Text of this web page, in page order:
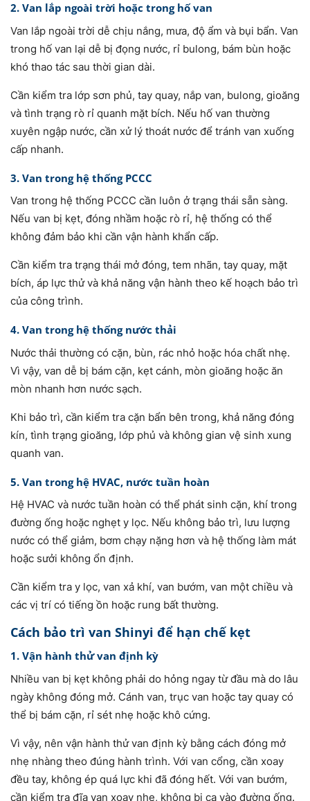
2. Van lắp ngoài trời hoặc trong hố van
Van lắp ngoài trời dễ chịu nắng, mưa, độ ẩm và bụi bẩn. Van
trong hố van lại dễ bị đọng nước, rỉ bulong, bám bùn hoặc
khó thao tác sau thời gian dài.
Cần kiểm tra lớp sơn phủ, tay quay, nắp van, bulong, gioăng
và tình trạng rò rỉ quanh mặt bích. Nếu hố van thường
xuyên ngập nước, cần xử lý thoát nước để tránh van xuống
cấp nhanh.
3. Van trong hệ thống PCCC
Van trong hệ thống PCCC cần luôn ở trạng thái sẵn sàng.
Nếu van bị kẹt, đóng nhầm hoặc rò rỉ, hệ thống có thể
không đảm bảo khi cần vận hành khẩn cấp.
Cần kiểm tra trạng thái mở đóng, tem nhãn, tay quay, mặt
bích, áp lực thử và khả năng vận hành theo kế hoạch bảo trì
của công trình.
4. Van trong hệ thống nước thải
Nước thải thường có cặn, bùn, rác nhỏ hoặc hóa chất nhẹ.
Vì vậy, van dễ bị bám cặn, kẹt cánh, mòn gioăng hoặc ăn
mòn nhanh hơn nước sạch.
Khi bảo trì, cần kiểm tra cặn bẩn bên trong, khả năng đóng
kín, tình trạng gioăng, lớp phủ và không gian vệ sinh xung
quanh van.
5. Van trong hệ HVAC, nước tuần hoàn
Hệ HVAC và nước tuần hoàn có thể phát sinh cặn, khí trong
đường ống hoặc nghẹt y lọc. Nếu không bảo trì, lưu lượng
nước có thể giảm, bơm chạy nặng hơn và hệ thống làm mát
hoặc sưởi không ổn định.
Cần kiểm tra y lọc, van xả khí, van bướm, van một chiều và
các vị trí có tiếng ồn hoặc rung bất thường.
Cách bảo trì van Shinyi để hạn chế kẹt
1. Vận hành thử van định kỳ
Nhiều van bị kẹt không phải do hỏng ngay từ đầu mà do lâu
ngày không đóng mở. Cánh van, trục van hoặc tay quay có
thể bị bám cặn, rỉ sét nhẹ hoặc khô cứng.
Vì vậy, nên vận hành thử van định kỳ bằng cách đóng mở
nhẹ nhàng theo đúng hành trình. Với van cổng, cần xoay
đều tay, không ép quá lực khi đã đóng hết. Với van bướm,
cần kiểm tra đĩa van xoay nhẹ, không bị cạ vào đường ống.